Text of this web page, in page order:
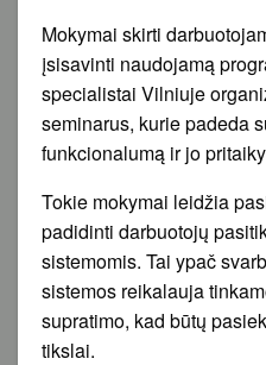
Mokymai skirti
įsisavinti naudojamą
specialistai Vilniuje
seminarus, kurie padeda
funkcionalumą ir jo
Tokie mokymai leidžia
padidinti darbuotojų
sistemomis. Tai ypač
sistemos reikalauja
supratimo, kad būtų
tikslai.